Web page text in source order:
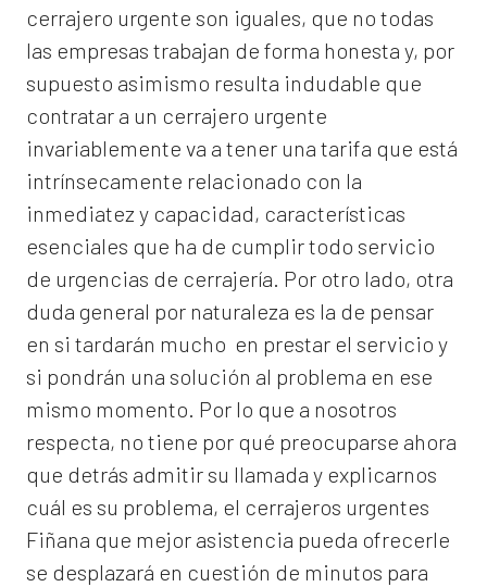
cerrajero urgente son iguales, que no todas
las empresas trabajan de forma honesta y, por
supuesto asimismo resulta indudable que
contratar a un cerrajero urgente
invariablemente va a tener una tarifa que está
intrínsecamente relacionado con la
inmediatez y capacidad, características
esenciales que ha de cumplir todo servicio
de urgencias de cerrajería. Por otro lado, otra
duda general por naturaleza es la de pensar
en si tardarán mucho en prestar el servicio y
si pondrán una solución al problema en ese
mismo momento. Por lo que a nosotros
respecta, no tiene por qué preocuparse ahora
que detrás admitir su llamada y explicarnos
cuál es su problema, el cerrajeros urgentes
Fiñana que mejor asistencia pueda ofrecerle
se desplazará en cuestión de minutos para